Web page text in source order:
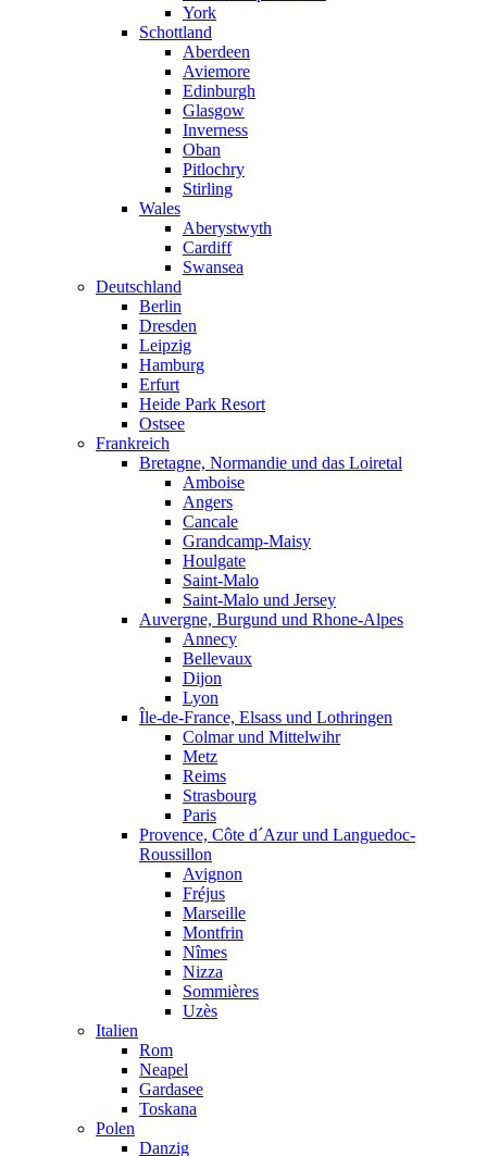
York
Schottland
Aberdeen
Aviemore
Edinburgh
Glasgow
Inverness
Oban
Pitlochry
Stirling
Wales
Aberystwyth
Cardiff
Swansea
Deutschland
Berlin
Dresden
Leipzig
Hamburg
Erfurt
Heide Park Resort
Ostsee
Frankreich
Bretagne, Normandie und das Loiretal
Amboise
Angers
Cancale
Grandcamp-Maisy
Houlgate
Saint-Malo
Saint-Malo und Jersey
Auvergne, Burgund und Rhone-Alpes
Annecy
Bellevaux
Dijon
Lyon
Île-de-France, Elsass und Lothringen
Colmar und Mittelwihr
Metz
Reims
Strasbourg
Paris
Provence, Côte d´Azur und Languedoc-
Roussillon
Avignon
Fréjus
Marseille
Montfrin
Nîmes
Nizza
Sommières
Uzès
Italien
Rom
Neapel
Gardasee
Toskana
Polen
Danzig